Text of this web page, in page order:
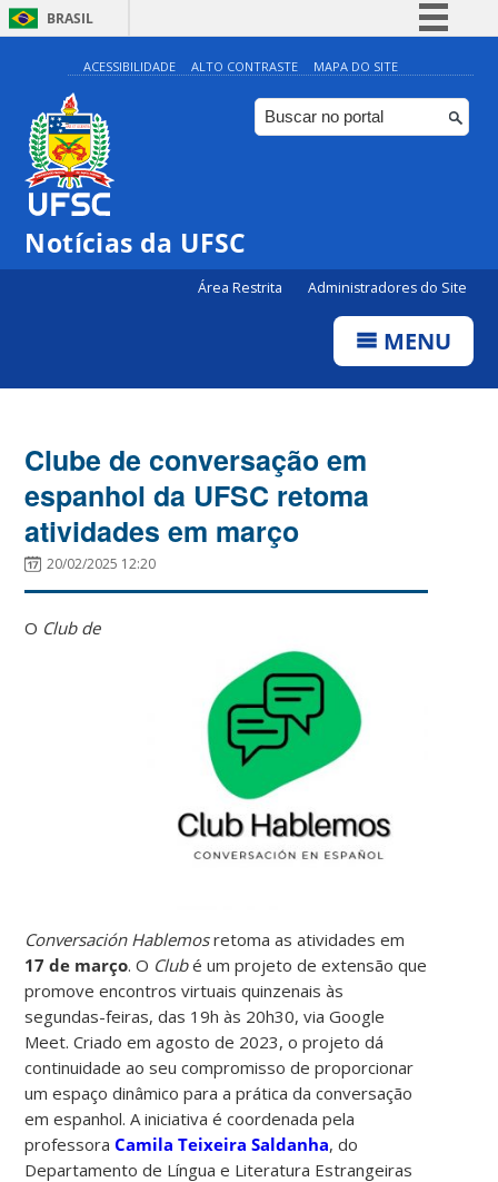
BRASIL
Simplifique!
Comunica BR
Participe
ACESSIBILIDADE ALTO CONTRASTE MAPA DO SITE
Notícias da UFSC
Área Restrita Administradores do Site
MENU
Clube de conversação em
espanhol da UFSC retoma
atividades em março
20/02/2025 12:20
O Club de
Conversación Hablemosretoma as atividades em
17 de março. O Clubé um projeto de extensão que
promove encontros virtuais quinzenais às
segundas-feiras, das 19h às 20h30, via Google
Meet. Criado em agosto de 2023, o projeto dá
continuidade ao seu compromisso de proporcionar
um espaço dinâmico para a prática da conversação
em espanhol. A iniciativa é coordenada pela
professoraCamila Teixeira Saldanha, do
Departamento de Língua e Literatura Estrangeiras